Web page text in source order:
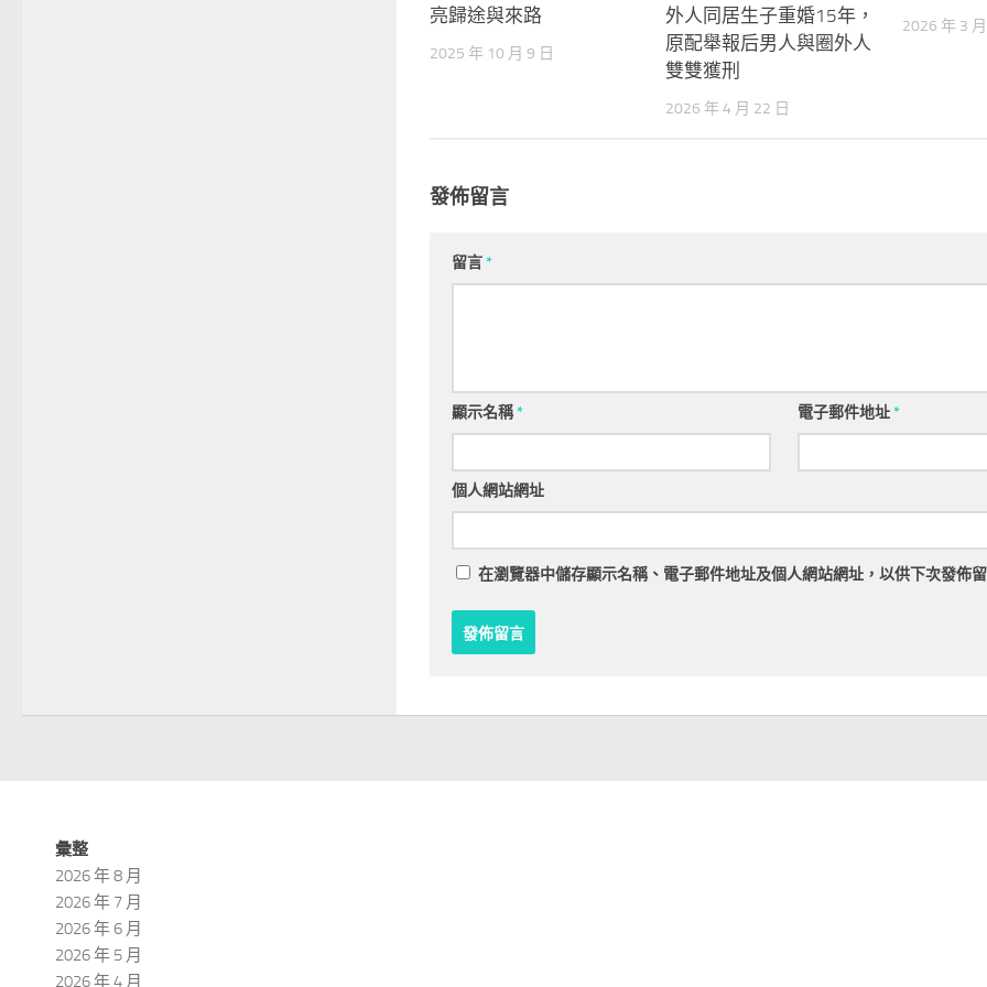
亮歸途與來路
2025 年 10 月 9 日
外人同居生子重婚15年，
原配舉報后男人與圈外人
雙雙獲刑
2026 年 4 月 22 日
2026 年 3
發佈留言
留言*
顯示名稱* 電子郵件地址*
個人網站網址
在瀏覽器中儲存顯示名稱、電子郵件地址及個人網站網址，以供下次發佈
彙整
2026 年 8 月
2026 年 7 月
2026 年 6 月
2026 年 5 月
2026 年 4 月